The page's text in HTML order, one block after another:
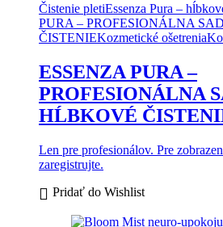
Čistenie pletiEssenza Pura –
PURA – PROFESIONÁLNA
ČISTENIEKozmetické ošetrenia
ESSENZA PURA –
PROFESIONÁLNA
HĹBKOVÉ
Len pre profesionálov. Pre
zaregistrujte.
Pridať do Wishlist